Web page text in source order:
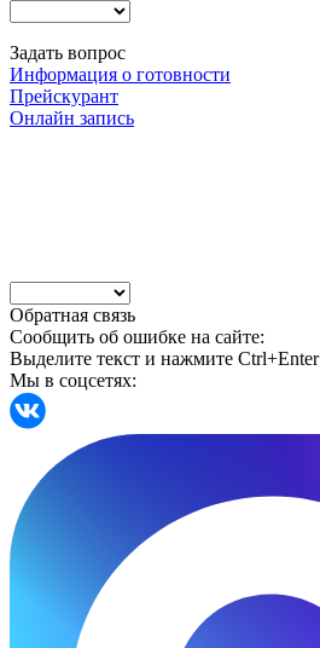
Задать вопрос
Информация о готовности
Прейскурант
Онлайн запись
Обратная связь
Сообщить об ошибке на сайте:
Выделите текст и нажмите Ctrl+Enter
Мы в соцсетях: